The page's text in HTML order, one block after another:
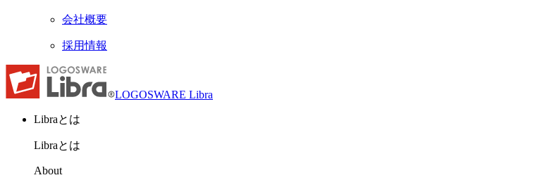
会社概要
採用情報
LOGOSWARE Libra
Libraとは
Libraとは
About